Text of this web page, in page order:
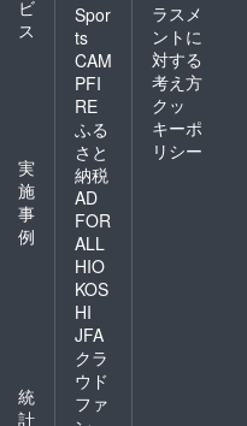
ビ
ス
実
施
事
例
統
計
Spor
ts
CAM
PFI
RE
ふる
さと
納税
AD
FOR
ALL
HIO
KOS
HI
JFA
クラ
ウド
ファ
ラスメ
ントに
対する
考え方
クッ
キーポ
リシー